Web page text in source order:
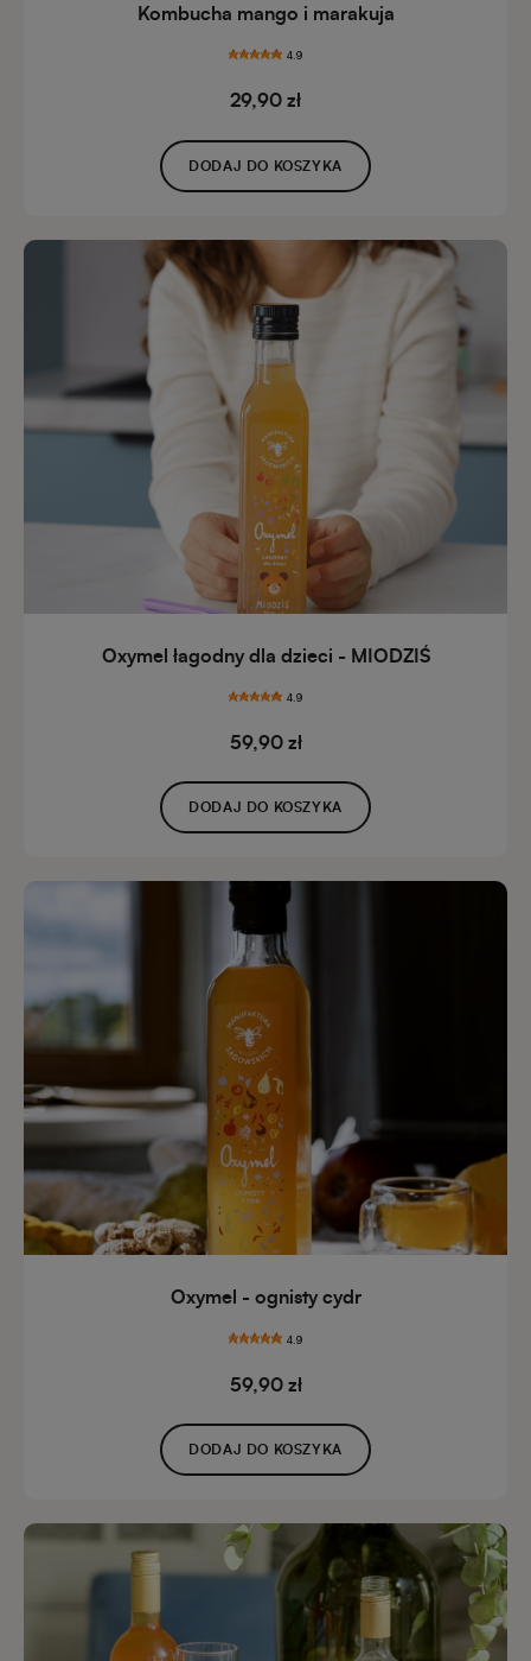
Kombucha mango i marakuja
4.9
29,90 zł
DODAJ DO KOSZYKA
Oxymel łagodny dla dzieci - MIODZIŚ
4.9
59,90 zł
DODAJ DO KOSZYKA
Oxymel - ognisty cydr
4.9
59,90 zł
DODAJ DO KOSZYKA